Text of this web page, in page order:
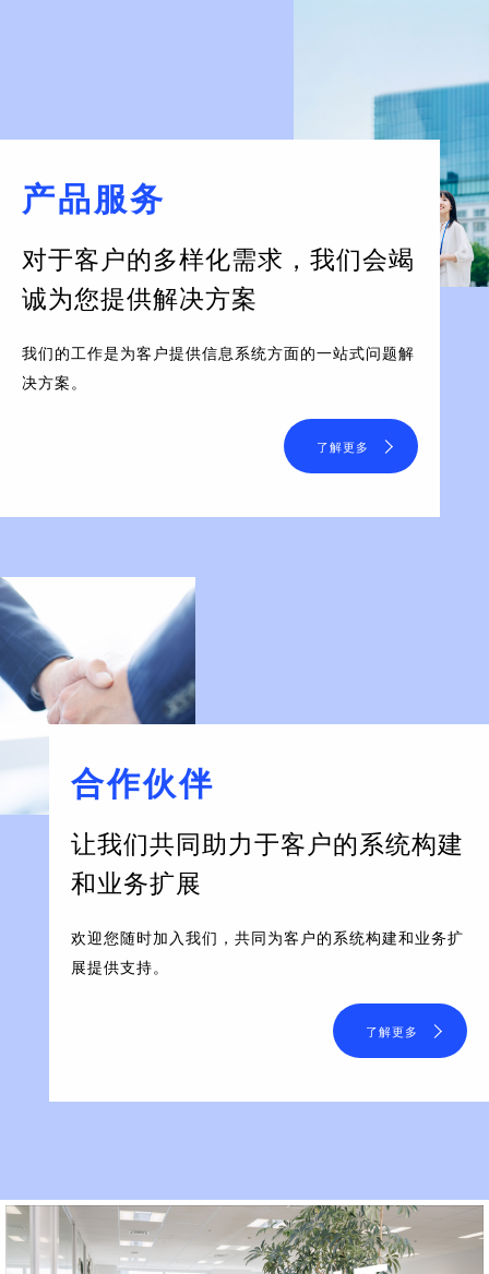
产品服务
对于客户的多样化需求， 我们会竭
诚为您提供解决方案
我们的工作是为客户提供信息系统方面的一站式问题解
决方案。
了解更多
合作伙伴
让我们共同助力于客户的系统构建
和业务扩展
欢迎您随时加入我们，共同为客户的系统构建和业务扩
展提供支持。
了解更多